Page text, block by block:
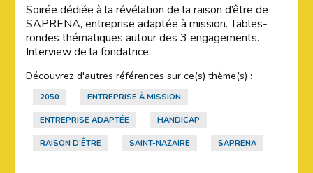
Soirée dédiée à la révélation de la raison d’être de
SAPRENA, entreprise adaptée à mission. Tables-
rondes thématiques autour des 3 engagements.
Interview de la fondatrice.
Découvrez d'autres références sur ce(s) thème(s) :
2050 ENTREPRISE À MISSION
ENTREPRISE ADAPTÉE HANDICAP
RAISON D'ÊTRE SAINT-NAZAIRE SAPRENA